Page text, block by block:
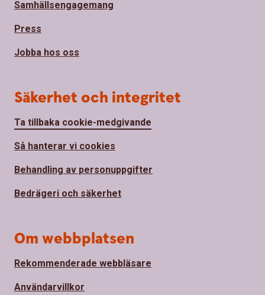
Samhällsengagemang
Press
Jobba hos oss
Säkerhet och integritet
Ta tillbaka cookie-medgivande
Så hanterar vi cookies
Behandling av personuppgifter
Bedrägeri och säkerhet
Om webbplatsen
Rekommenderade webbläsare
Användarvillkor